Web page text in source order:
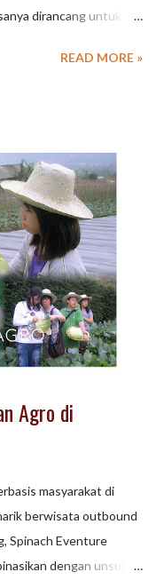
dirancang untuk
yang melayani
tenang, tersedia
jenis dan contoh
Hiburan dan Edukasi :
wahana
menawarkan
dengan hewan. Taman
(sebelumnya
Taman Hutan ...
READ MORE »
Agro di
masyarakat di
berwisata outbound
Spinach Eventure
dengan unsur